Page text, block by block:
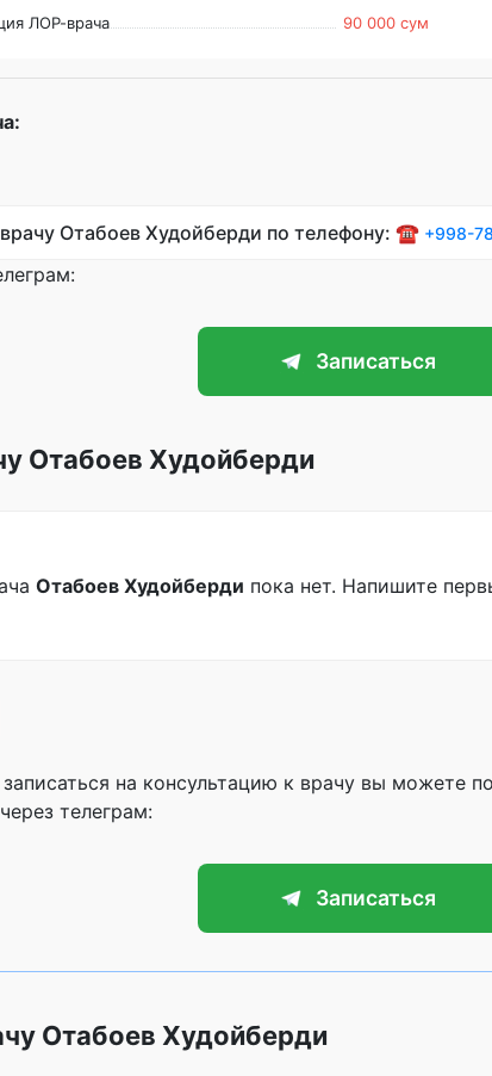
ЛОР-врача 90 000 сум
Отабоев Худойберди по телефону: ☎️ +998-
Записаться
Отабоев Худойберди
Отабоев Худойберди пока нет. Напишите
записаться на консультацию к врачу вы можете
телеграм:
Записаться
Отабоев Худойберди